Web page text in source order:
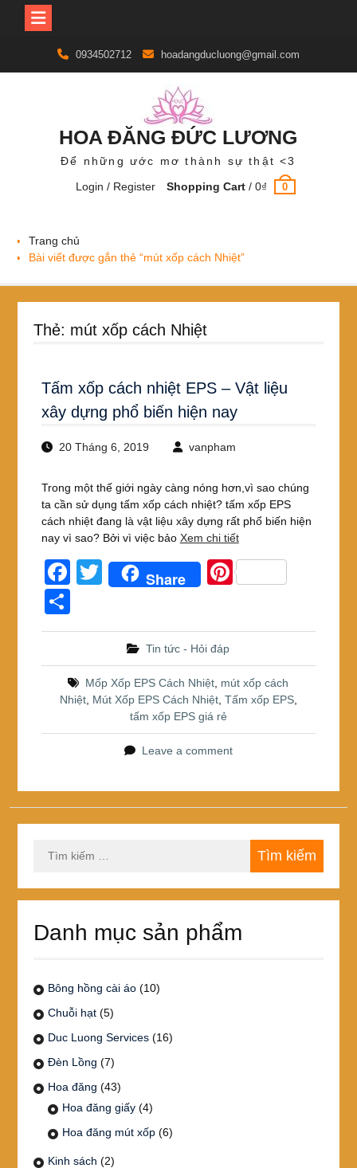
content
0934502712 hoadangducluong@gmail.com
HOA ĐĂNG ĐỨC LƯƠNG
Để những ước mơ thành sự thật <3
Login / Register
Shopping Cart /0₫ 0
Trang chủ
Bài viết được gắn thẻ “mút xốp cách Nhiệt”
Thẻ: mút xốp cách Nhiệt
Tấm xốp cách nhiệt EPS – Vật liệu
xây dựng phổ biến hiện nay
20 Tháng 6, 2019 vanpham
Trong một thế giới ngày càng nóng hơn,vì sao chúng
ta cần sử dụng tấm xốp cách nhiệt? tấm xốp EPS
cách nhiệt đang là vật liệu xây dựng rất phổ biến hiện
nay vì sao? Bởi vì việc bảo Xem chi tiết
F
a
c
b
o
T
Share
Pi
st
h
e
Tin tức - Hỏi đáp
Mốp Xốp EPS Cách Nhiệt mút xốp cách
Nhiệt, Mút Xốp EPS Cách Nhiệt, Tấm xốp EPS,
tấm xốp EPS giá rẻ
Leave a comment
kiếm
Danh mục sản phẩm
Bông hồng cài áo (10)
Chuỗi hạt (5)
Duc Luong Services (16)
Đèn Lồng (7)
Hoa đăng (43)
Hoa đăng giấy (4)
Hoa đăng mút xốp (6)
Kinh sách (2)